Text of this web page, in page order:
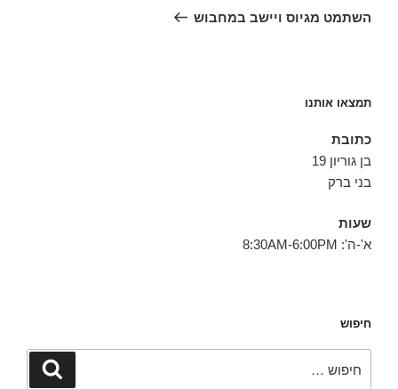
הבא
השתמט מגיוס ויישב במחבוש
תמצאו אותנו
כתובת
בן גוריון 19
בני ברק
שעות
א'-ה': 8:30AM-6:00PM
חיפוש
חיפוש